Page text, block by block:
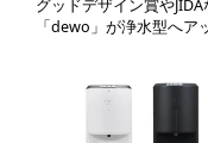
グッドデザイン賞や
「dewo」が浄水型へア